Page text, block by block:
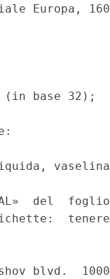
Europa, 160
(in base 32);
vaselina
del  foglio
tenere
blvd.  1000